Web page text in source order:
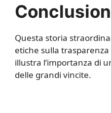
Questa storia
etiche sulla
illustra l’importanza di
delle grandi vincite.